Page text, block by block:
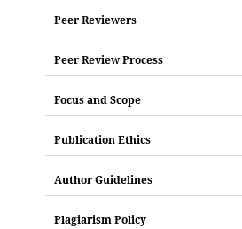
Peer Reviewers
Peer Review Process
Focus and Scope
Publication Ethics
Author Guidelines
Plagiarism Policy